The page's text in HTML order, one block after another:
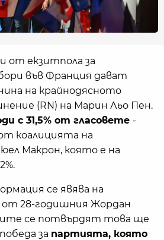
от екзитпола за
във Франция дават
на крайнодясното
(RN) на Марин Льо Пен.
с 31,5% от гласовете -
коалицията на
Макрон, която е на
се явява на
от 28-годишния Жордан
се потвърдят това ще
за партията, която